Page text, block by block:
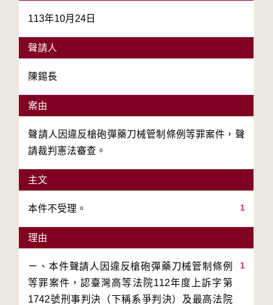
113年10月24日
聲請人
陳錫長
案由
聲請人因違反槍砲彈藥刀械管制條例等罪案件，聲
請裁判憲法審查。
主文
1
本件不受理。
理由
1
ㄧ、本件聲請人因違反槍砲彈藥刀械管制條例
等罪案件，認臺灣高等法院112年度上訴字第
1742號刑事判決（下稱系爭判決）及最高法院